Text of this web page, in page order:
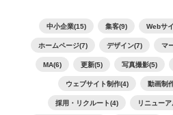
中小企業(15) 集客(9) Webサ
ホームページ(7) デザイン(7) マ
MA(6) 更新(5) 写真撮影(5)
ウェブサイト制作(4) 動画制
採用・リクルート(4) リニュー